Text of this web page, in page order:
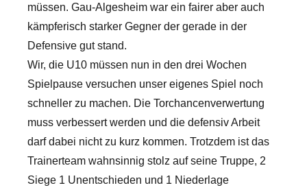
müssen. Gau-Algesheim war ein fairer aber auch
kämpferisch starker Gegner der gerade in der
Defensive gut stand.
Wir, die U10 müssen nun in den drei Wochen
Spielpause versuchen unser eigenes Spiel noch
schneller zu machen. Die Torchancenverwertung
muss verbessert werden und die defensiv Arbeit
darf dabei nicht zu kurz kommen. Trotzdem ist das
Trainerteam wahnsinnig stolz auf seine Truppe, 2
Siege 1 Unentschieden und 1 Niederlage